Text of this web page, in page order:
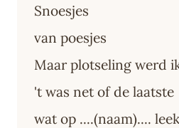
Snoesjes
van poesjes
Maar plotseling werd
't was net of de laatste
wat op ....(naam).... leek